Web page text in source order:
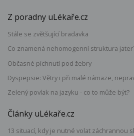
Z poradny uLékaře.cz
Stále se zvětšující bradavka
Co znamená nehomogenní struktura
Občasné píchnutí pod žebry
Dyspepsie: Větry i při malé námaze,
Zelený povlak na jazyku - co to může být?
Články uLékaře.cz
13 situací, kdy je nutné volat záchrannou